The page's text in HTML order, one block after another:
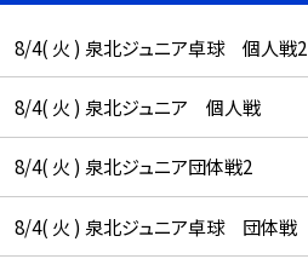
8/4( 火 ) 泉北ジュニア卓球 個人戦2
8/4( 火 ) 泉北ジュニア 個人戦
8/4( 火 ) 泉北ジュニア団体戦2
8/4( 火 ) 泉北ジュニア卓球 団体戦